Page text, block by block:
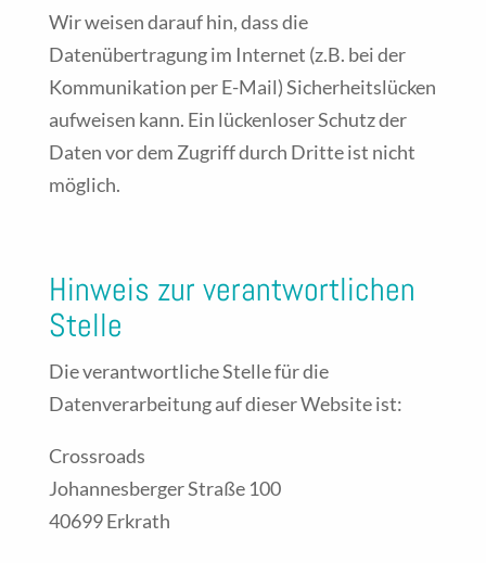
Wir weisen darauf hin, dass die
Datenübertragung im Internet (z.B. bei der
Kommunikation per E-Mail) Sicherheitslücken
aufweisen kann. Ein lückenloser Schutz der
Daten vor dem Zugriff durch Dritte ist nicht
möglich.
Hinweis zur verantwortlichen
Stelle
Die verantwortliche Stelle für die
Datenverarbeitung auf dieser Website ist:
Crossroads
Johannesberger Straße 100
40699 Erkrath